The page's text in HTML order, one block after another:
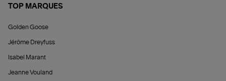
TOP MARQUES
Golden Goose
Jérôme Dreyfuss
Isabel Marant
Jeanne Vouland